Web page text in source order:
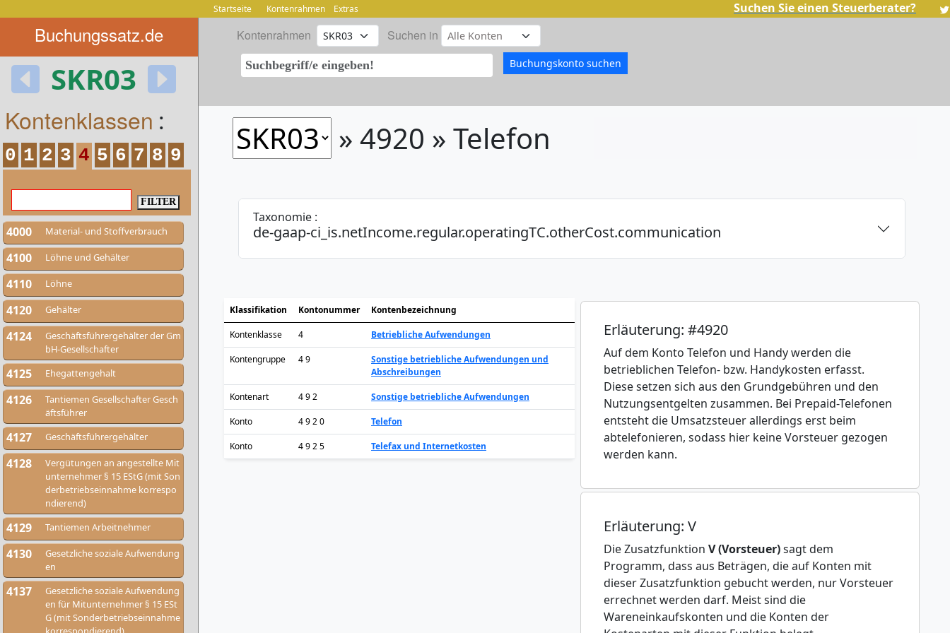
Startseite Kontenrahmen Extras Suchen Sie einen Steuerberater?
Buchungssatz.de
SKR03
Kontenrahmen Suchen in
Kontenklassen :
0 1 2 3 4 5 6 7 8 9
4000 Material- und Stoffverbrauch
4100 Löhne und Gehälter
4110 Löhne
4120 Gehälter
4124
Geschäftsführergehälter der Gm
bH-Gesellschafter
4125 Ehegattengehalt
4126
Tantiemen Gesellschafter Gesch
äftsführer
4127 Geschäftsführergehälter
4128
Vergütungen an angestellte Mit
unternehmer § 15 EStG (mit Son
derbetriebseinnahme korrespo
ndierend)
4129 Tantiemen Arbeitnehmer
4130
Gesetzliche soziale Aufwendung
en
4137
Gesetzliche soziale Aufwendung
en für Mitunternehmer § 15 ESt
G (mit Sonderbetriebseinnahme
» 4920 » Telefon
Taxonomie :
de-gaap-ci_is.netIncome.regular.operatingTC.otherCost.communication
Klassifikation Kontonummer Kontenbezeichnung
Kontenklasse 4 Betriebliche Aufwendungen
Kontengruppe 4 9
Sonstige betriebliche Aufwendungen und
Abschreibungen
Kontenart 4 9 2 Sonstige betriebliche Aufwendungen
Konto 4 9 2 0 Telefon
Konto 4 9 2 5 Telefax und Internetkosten
Erläuterung: #4920
Auf dem Konto Telefon und Handy werden die
betrieblichen Telefon- bzw. Handykosten erfasst.
Diese setzen sich aus den Grundgebühren und den
Nutzungsentgelten zusammen. Bei Prepaid-Telefonen
entsteht die Umsatzsteuer allerdings erst beim
abtelefonieren, sodass hier keine Vorsteuer gezogen
werden kann.
Erläuterung: V
Die Zusatzfunktion V (Vorsteuer)sagt dem
Programm, dass aus Beträgen, die auf Konten mit
dieser Zusatzfunktion gebucht werden, nur Vorsteuer
errechnet werden darf. Meist sind die
Wareneinkaufskonten und die Konten der